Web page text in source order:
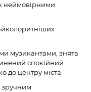
неймовірними
музикантами, знята
спокійний
до центру міста.